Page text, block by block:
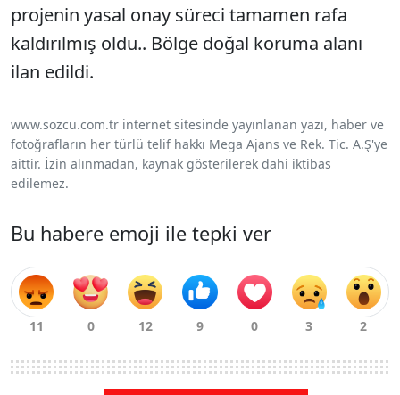
projenin yasal onay süreci tamamen rafa
kaldırılmış oldu.. Bölge doğal koruma alanı
ilan edildi.
www.sozcu.com.tr internet sitesinde yayınlanan yazı, haber ve
fotoğrafların her türlü telif hakkı Mega Ajans ve Rek. Tic. A.Ş'ye
aittir. İzin alınmadan, kaynak gösterilerek dahi iktibas
edilemez.
Bu habere emoji ile tepki ver